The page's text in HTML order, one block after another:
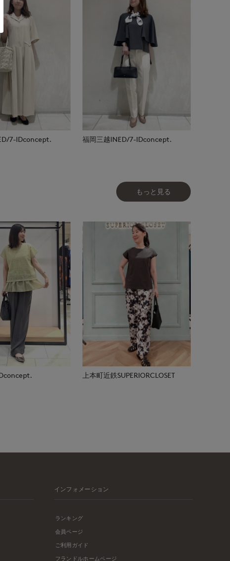
7-IDconcept. 福岡三越INED/7-IDconcept.
もっと見る
上本町近鉄SUPERIORCLOSET
インフォメーション
ランキング
会員ページ
ご利用ガイド
フランドルホームページ